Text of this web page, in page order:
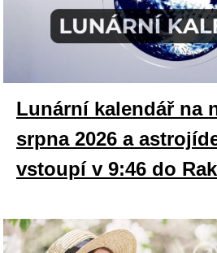
Lunární kalendář na
srpna 2026 a
vstoupí v 9:46 do